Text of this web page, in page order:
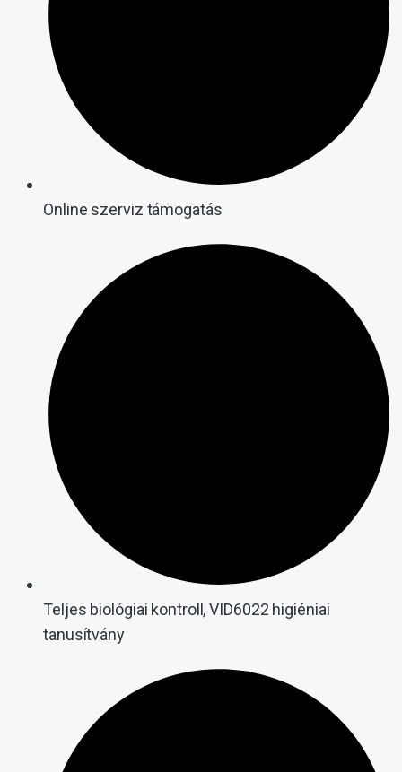
Online szerviz támogatás
Teljes biológiai kontroll, VID6022 higiéniai
tanusítvány